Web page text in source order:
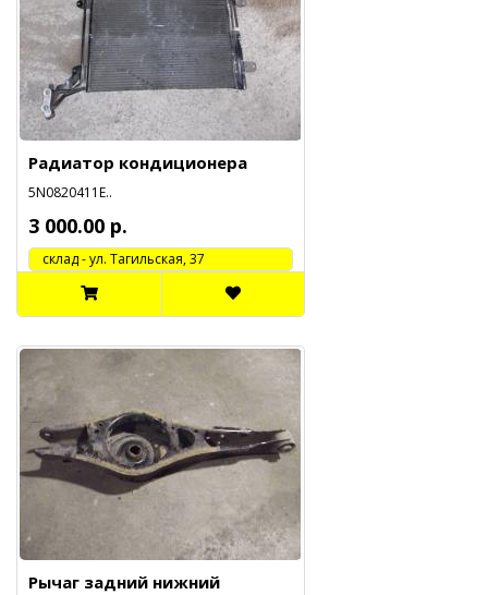
Радиатор кондиционера
5N0820411E..
3 000.00 р.
cклад - ул. Тагильская, 37
Рычаг задний нижний